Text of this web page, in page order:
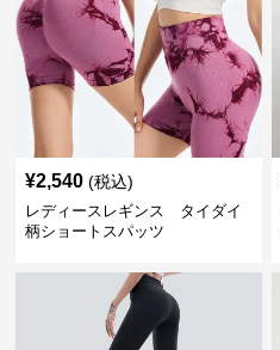
¥2,540 (税込)
レディースレギンス タイダイ
柄ショートスパッツ